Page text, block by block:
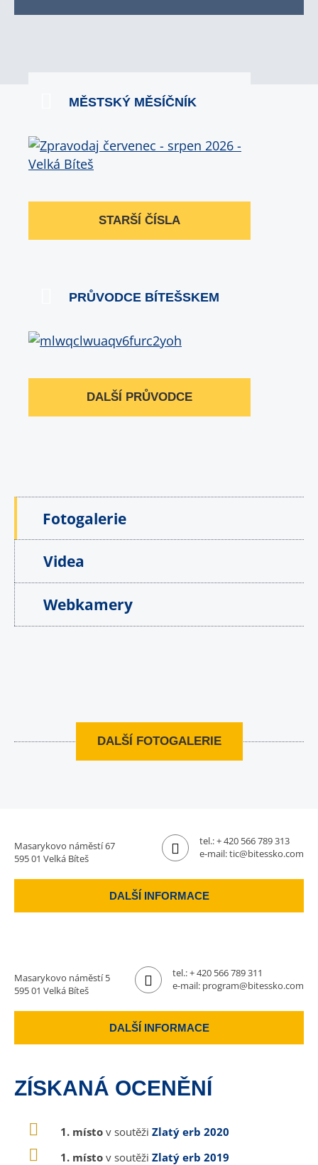
MĚSTSKÝ MĚSÍČNÍK
STARŠÍ ČÍSLA
PRŮVODCE BÍTEŠSKEM
DALŠÍ PRŮVODCE
Fotogalerie
Videa
Webkamery
DALŠÍ FOTOGALERIE
Masarykovo náměstí 67
595 01 Velká Bíteš
tel.:+ 420 566 789 313
e-mail:tic@bitessko.com
DALŠÍ INFORMACE
Masarykovo náměstí 5
595 01 Velká Bíteš
tel.:+ 420 566 789 311
e-mail: program@bitessko.com
DALŠÍ INFORMACE
ZÍSKANÁ OCENĚNÍ
1. místo v soutěži Zlatý erb 2020
1. místo v soutěži Zlatý erb 2019